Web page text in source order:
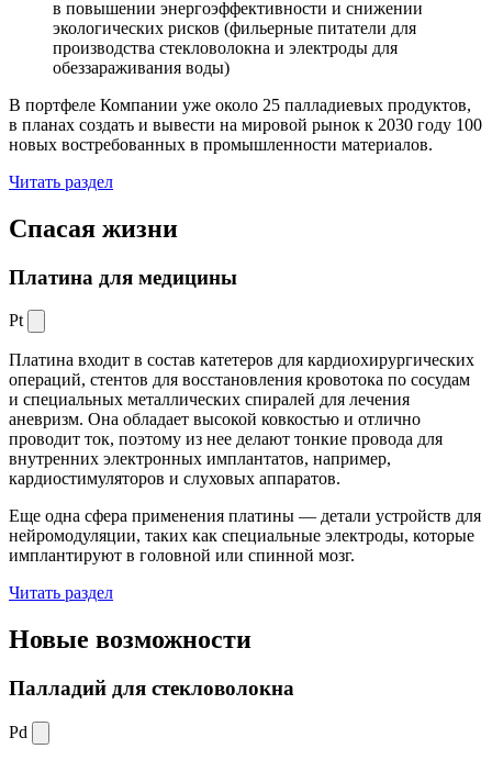
в повышении энергоэффективности и снижении
экологических рисков (фильерные питатели для
производства стекловолокна и электроды для
обеззараживания воды)
В портфеле Компании уже около 25 палладиевых продуктов,
в планах создать и вывести на мировой рынок к 2030 году 100
новых востребованных в промышленности материалов.
Читать раздел
Спасая жизни
Платина для медицины
Pt
Платина входит в состав катетеров для кардиохирургических
операций, стентов для восстановления кровотока по сосудам
и специальных металлических спиралей для лечения
аневризм. Она обладает высокой ковкостью и отлично
проводит ток, поэтому из нее делают тонкие провода для
внутренних электронных имплантатов, например,
кардиостимуляторов и слуховых аппаратов.
Еще одна сфера применения платины — детали устройств для
нейромодуляции, таких как специальные электроды, которые
имплантируют в головной или спинной мозг.
Читать раздел
Новые возможности
Палладий для стекловолокна
Pd